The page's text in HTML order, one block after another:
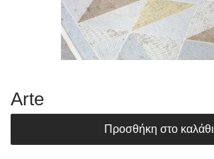
Arte
Προσθήκη στο καλάθι